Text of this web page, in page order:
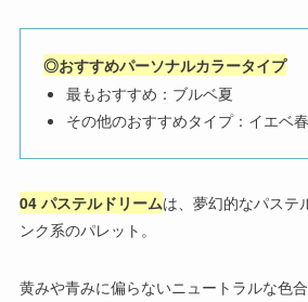
◎おすすめパーソナルカラータイプ
最もおすすめ：ブルベ夏
その他のおすすめタイプ：イエベ春
04 パステルドリームは、夢幻的なパステ
ンク系のパレット。
黄みや青みに偏らないニュートラルな色